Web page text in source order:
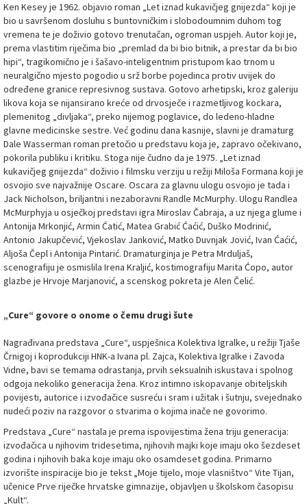
Ken Kesey je 1962. objavio roman „Let iznad kukavičjeg gnijezda“ koji je
bio u savršenom dosluhu s buntovničkim i slobodoumnim duhom tog
vremena te je doživio gotovo trenutačan, ogroman uspjeh. Autor koji je,
prema vlastitim riječima bio „premlad da bi bio bitnik, a prestar da bi bio
hipi“, tragikomično je i šašavo-inteligentnim pristupom kao trnom u
neuralgično mjesto pogodio u srž borbe pojedinca protiv uvijek do
određene granice represivnog sustava. Gotovo arhetipski, kroz galeriju
likova koja se nijansirano kreće od drvosječe i razmetljivog kockara,
plemenitog „divljaka“, preko nijemog poglavice, do ledeno-hladne
glavne medicinske sestre. Već godinu dana kasnije, slavni je dramaturg
Dale Wasserman roman pretočio u predstavu koja je, zapravo očekivano,
pokorila publiku i kritiku. Stoga nije čudno da je 1975. „Let iznad
kukavičjeg gnijezda“ doživio i filmsku verziju u režiji Miloša Formana koji je
osvojio sve najvažnije Oscare. Oscara za glavnu ulogu osvojio je tada i
Jack Nicholson, briljantni i nezaboravni Randle McMurphy. Ulogu Randlea
McMurphyja u osječkoj predstavi igra Miroslav Čabraja, a uz njega glume i
Antonija Mrkonjić, Armin Ćatić, Matea Grabić Ćaćić, Duško Modrinić,
Antonio Jakupčević, Vjekoslav Janković, Matko Duvnjak Jović, Ivan Ćaćić,
Aljoša Čepl i Antonija Pintarić. Dramaturginja je Petra Mrduljaš,
scenografiju je osmislila Irena Kraljić, kostimografiju Marita Ćopo, autor
glazbe je Hrvoje Marjanović, a scenskog pokreta je Alen Čelić.
„Cure“ govore o onome o čemu drugi šute
Nagrađivana predstava „Cure“, uspješnica Kolektiva Igralke, u režiji Tjaše
Črnigoj i koprodukciji HNK-a Ivana pl. Zajca, Kolektiva Igralke i Zavoda
Vidne, bavi se temama odrastanja, prvih seksualnih iskustava i spolnog
odgoja nekoliko generacija žena. Kroz intimno iskopavanje obiteljskih
povijesti, autorice i izvođačice susreću i sram i užitak i šutnju, svejednako
nudeći poziv na razgovor o stvarima o kojima inače ne govorimo.
Predstava „Cure“ nastala je prema ispovijestima žena triju generacija:
izvođačica u njihovim tridesetima, njihovih majki koje imaju oko šezdeset
godina i njihovih baka koje imaju oko osamdeset godina. Primarno
izvorište inspiracije bio je tekst „Moje tijelo, moje vlasništvo“ Vite Tijan,
učenice Prve riječke hrvatske gimnazije, objavljen u školskom časopisu
„Kult“.